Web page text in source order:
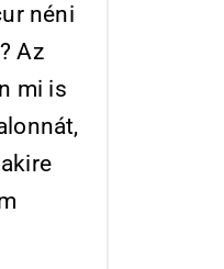
néni
Az
mi is